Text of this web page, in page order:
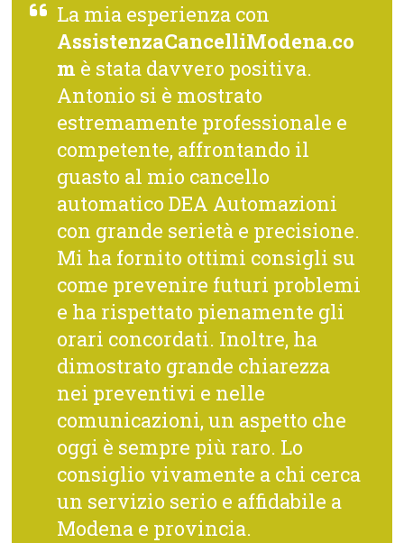
La mia esperienza con
AssistenzaCancelliModena.co
m è stata davvero positiva.
Antonio si è mostrato
estremamente professionale e
competente, affrontando il
guasto al mio cancello
automatico DEA Automazioni
con grande serietà e precisione.
Mi ha fornito ottimi consigli su
come prevenire futuri problemi
e ha rispettato pienamente gli
orari concordati. Inoltre, ha
dimostrato grande chiarezza
nei preventivi e nelle
comunicazioni, un aspetto che
oggi è sempre più raro. Lo
consiglio vivamente a chi cerca
un servizio serio e affidabile a
Modena e provincia.